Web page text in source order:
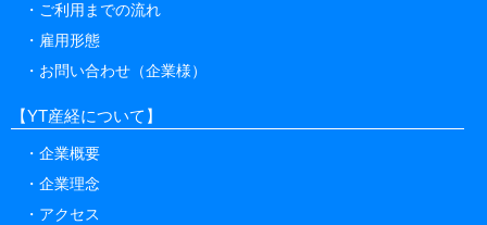
ご利用までの流れ
雇用形態
お問い合わせ（企業様）
【YT産経について】
企業概要
企業理念
アクセス